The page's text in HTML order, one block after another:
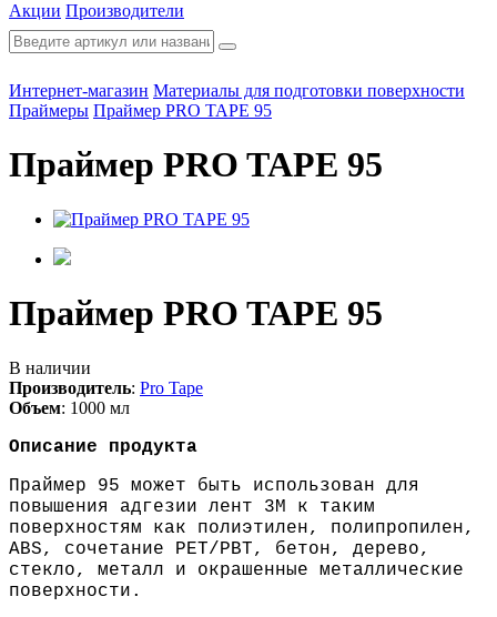
Акции Производители
Интернет-магазин Материалы для подготовки поверхности
Праймеры Праймер PRO TAPE 95
Праймер PRO TAPE 95
Праймер PRO TAPE 95
В наличии
Производитель: Pro Tape
Объем: 1000 мл
Описание продукта
Праймер 95 может быть использован для
повышения адгезии лент 3М к таким
поверхностям как полиэтилен, полипропилен,
ABS, сочетание PET/PBT, бетон, дерево,
стекло, металл и окрашенные металлические
поверхности.